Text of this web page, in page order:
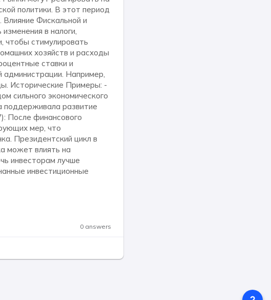
политики. В этот период
Фискальной и
в налоги,
чтобы стимулировать
хозяйств и расходы
ставки и
Например,
Исторические Примеры: -
сильного экономического
поддерживала развитие
После финансового
мер, что
Президентский цикл в
может влиять на
инвесторам лучше
инвестиционные
0 answers